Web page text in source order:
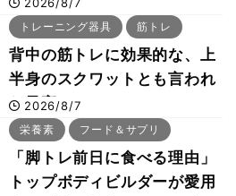
事・睡眠・呼吸の整え方
2026/8/7
トレーニング器具 筋トレ
背中の筋トレに効果的な、上
半身のスクワットとも言われ
た最高マシン“ノーチラス・
プルオーバーマシン”とは？
2026/8/7
栄養素 フード＆サプリ
「脚トレ前日に食べる理由」
トップボディビルダーが愛用